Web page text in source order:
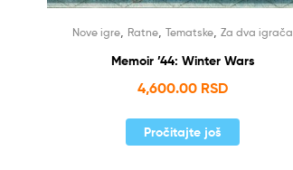
Nove igre Ratne Tematske Za dva igrača
Memoir ’44: Winter Wars
4,600.00 RSD
Pročitajte još